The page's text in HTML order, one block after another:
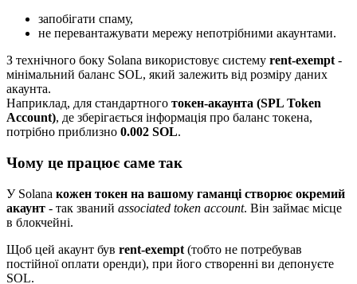
запобігати спаму,
не перевантажувати мережу непотрібними акаунтами.
З технічного боку Solana використовує систему rent-exempt -
мінімальний баланс SOL, який залежить від розміру даних
акаунта.
Наприклад, для стандартного токен-акаунта (SPL Token
Account), де зберігається інформація про баланс токена,
потрібно приблизно 0.002 SOL.
Чому це працює саме так
У Solana кожен токен на вашому гаманці створює окремий
акаунт - так званий associated token account. Він займає місце
в блокчейні.
Щоб цей акаунт був rent-exempt (тобто не потребував
постійної оплати оренди), при його створенні ви депонуєте
SOL.